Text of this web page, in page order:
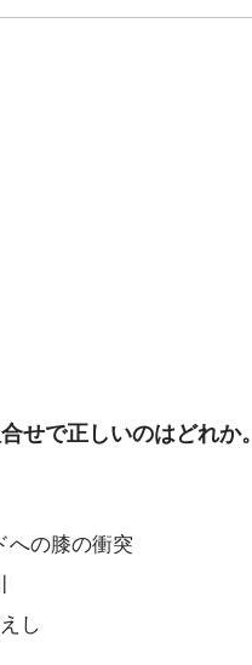
せで正しいのはどれか。
への膝の衝突
し